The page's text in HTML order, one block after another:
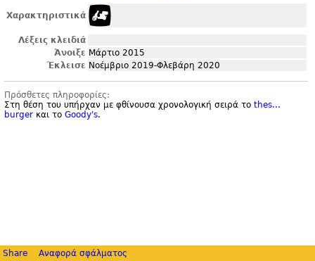
Χαρακτηριστικά
Λέξεις κλειδιά
Άνοιξε Μάρτιο 2015
Έκλεισε Νοέμβριο 2019-Φλεβάρη 2020
Πρόσθετες πληροφορίες:
Στη θέση του υπήρχαν με φθίνουσα χρονολογική σειρά το thes...
burger και το Goody's.
Share Αναφορά σφάλματος